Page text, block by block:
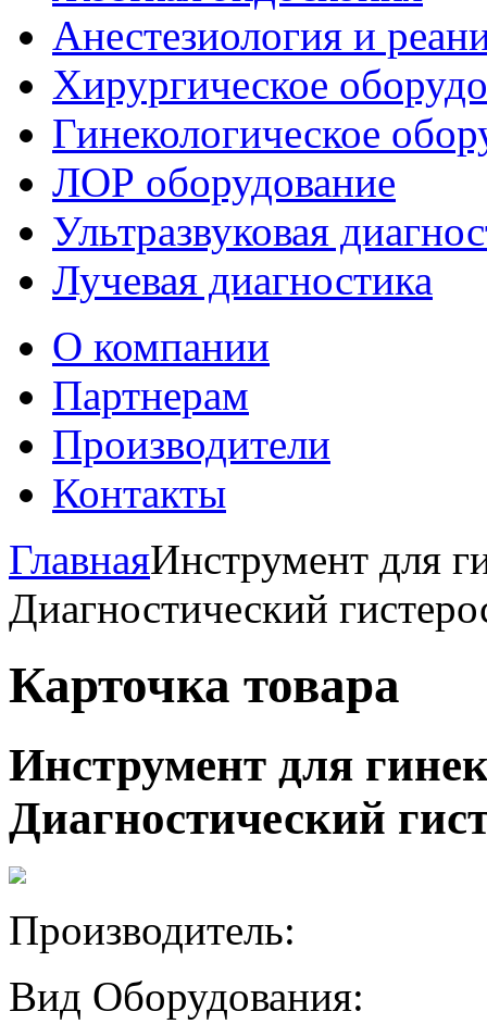
Анестезиология и
Хирургическое
Гинекологическое
ЛОР оборудование
Ультразвуковая
Лучевая диагностика
О компании
Партнерам
Производители
Контакты
ГлавнаяИнструмент для
Диагностический
Карточка товара
Инструмент для
Диагностический
Производитель:
Вид Оборудования: